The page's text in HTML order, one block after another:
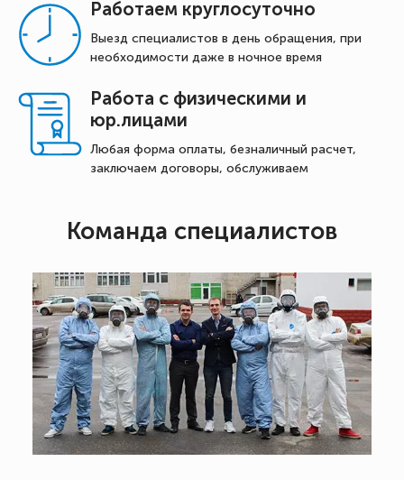
Работаем круглосуточно
Выезд специалистов в день обращения, при
необходимости даже в ночное время
Работа с физическими и
юр.лицами
Любая форма оплаты, безналичный расчет,
заключаем договоры, обслуживаем
Команда специалистов